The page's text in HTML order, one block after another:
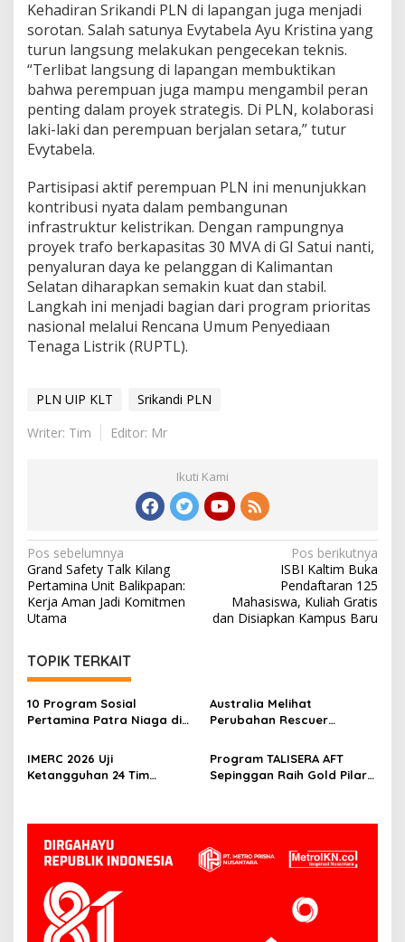
Kehadiran Srikandi PLN di lapangan juga menjadi
sorotan. Salah satunya Evytabela Ayu Kristina yang
turun langsung melakukan pengecekan teknis.
“Terlibat langsung di lapangan membuktikan
bahwa perempuan juga mampu mengambil peran
penting dalam proyek strategis. Di PLN, kolaborasi
laki-laki dan perempuan berjalan setara,” tutur
Evytabela.
Partisipasi aktif perempuan PLN ini menunjukkan
kontribusi nyata dalam pembangunan
infrastruktur kelistrikan. Dengan rampungnya
proyek trafo berkapasitas 30 MVA di GI Satui nanti,
penyaluran daya ke pelanggan di Kalimantan
Selatan diharapkan semakin kuat dan stabil.
Langkah ini menjadi bagian dari program prioritas
nasional melalui Rencana Umum Penyediaan
Tenaga Listrik (RUPTL).
PLN UIP KLT
Srikandi PLN
Writer: Tim
Editor: Mr
Ikuti Kami
Navigasi
pos
Pos sebelumnya
Grand Safety Talk Kilang
Pertamina Unit Balikpapan:
Kerja Aman Jadi Komitmen
Utama
Pos berikutnya
ISBI Kaltim Buka
Pendaftaran 125
Mahasiswa, Kuliah Gratis
dan Disiapkan Kampus Baru
TOPIK TERKAIT
10 Program Sosial
Pertamina Patra Niaga di
Penghargaan ISRA 2026
Australia Melihat
Perubahan Rescuer
Tahun IMERC
IMERC 2026 Uji
Ketangguhan 24 Tim
Program TALISERA AFT
Sepinggan Raih Gold Pilar